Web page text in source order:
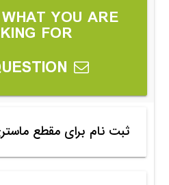
YOU ARE
FOR?
ثبت نام برای مقطع